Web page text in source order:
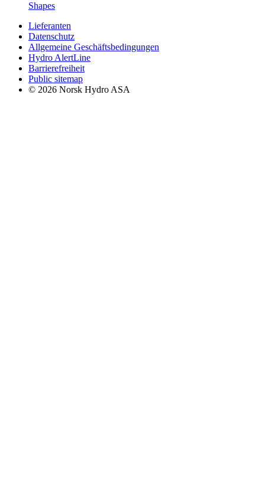
Shapes
Lieferanten
Datenschutz
Allgemeine Geschäftsbedingungen
Hydro AlertLine
Barrierefreiheit
Public sitemap
© 2026 Norsk Hydro ASA